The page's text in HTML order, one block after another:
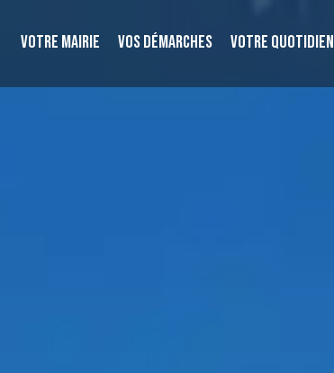
VOTRE MAIRIE VOS DÉMARCHES VOTRE QUOTIDIEN